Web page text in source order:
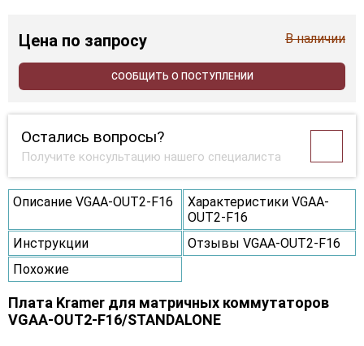
Цена по запросу В наличии
СООБЩИТЬ О ПОСТУПЛЕНИИ
Остались вопросы?
Получите консультацию нашего специалиста
Описание VGAA-OUT2-F16
Характеристики VGAA-
OUT2-F16
Инструкции
Отзывы VGAA-OUT2-F16
Похожие
Плата Kramer для матричных коммутаторов
VGAA-OUT2-F16/STANDALONE